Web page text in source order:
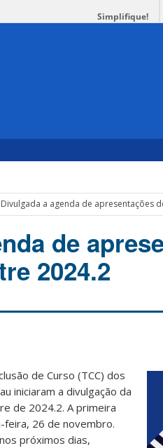
Simplifique!
Divulgada a agenda de apresentações
de
2024.2
de Curso (TCC) dos
iniciaram a divulgação da
de 2024.2. A primeira
26 de novembro.
próximos dias,